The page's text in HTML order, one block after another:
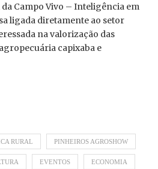
Campo Vivo – Inteligência em
ligada diretamente ao setor
na valorização das
capixaba e
RURAL PINHEIROS AGROSHOW
EVENTOS ECONOMIA